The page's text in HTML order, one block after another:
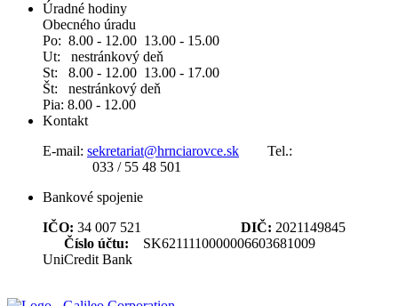
Úradné hodiny
Obecného úradu
Po: 8.00 - 12.00 13.00 - 15.00
Ut: nestránkový deň
St: 8.00 - 12.00 13.00 - 17.00
Št: nestránkový deň
Pia: 8.00 - 12.00
Kontakt
E-mail: sekretariat@hrnciarovce.sk Tel.:
033 / 55 48 501
Bankové spojenie
IČO: 34 007 521 DIČ: 2021149845
Číslo účtu: SK6211110000006603681009
UniCredit Bank